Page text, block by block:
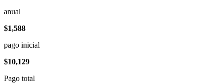
anual
$1,588
pago inicial
$10,129
Pago total